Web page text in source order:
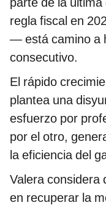
regla fiscal en
— está camino a
consecutivo.
El rápido
plantea una
esfuerzo por
por el otro,
la eficiencia del
Valera considera
en recuperar la